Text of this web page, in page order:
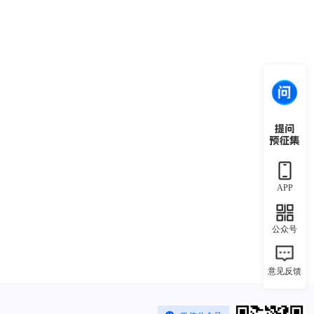
APP
公众号
意见反馈